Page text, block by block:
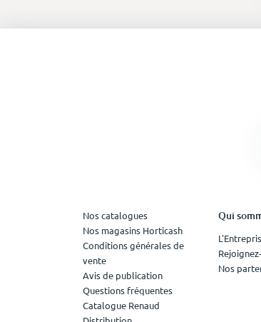
Nos catalogues
Nos magasins Horticash
Conditions générales de
vente
Avis de publication
Questions fréquentes
Catalogue Renaud
Qui
Nos